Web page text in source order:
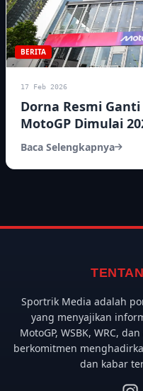
BERITA
17 Feb 2026
Dorna Resmi
MotoGP Dimulai
Baca Selengkapnya
Sportrik Media adalah
yang menyajikan
MotoGP, WSBK, WRC,
berkomitmen
dan kabar